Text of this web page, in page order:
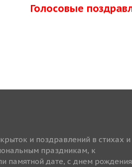
Голосовые
и поздравлений в стихах и
праздникам, к
памятной дате, с днем